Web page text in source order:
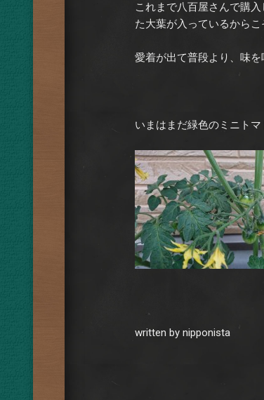
これまで八百屋さんで購
た大葉が入っているからこ
愛着が出て普段より、味を
いまはまだ緑色のミニト
written by nipponista